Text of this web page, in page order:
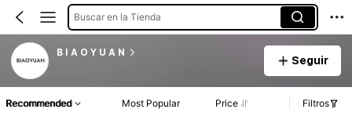
Buscar en la Tienda
B I A O Y U A N
Seguir
Recommended Most Popular Price Filtros